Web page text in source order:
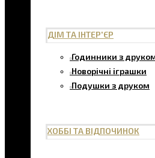
ДІМ ТА ІНТЕР'ЄР
Годинники з
Новорічні іграшки
Подушки з друком
ХОББІ ТА ВІДПОЧИНОК